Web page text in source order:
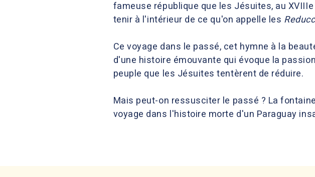
fameuse république que les Jésuites, au
tenir à l'intérieur de ce qu'on appelle les
Ce voyage dans le passé, cet hymne à la
d'une histoire émouvante qui évoque la
peuple que les Jésuites tentèrent de réduire.
Mais peut-on ressusciter le passé ? La
voyage dans l'histoire morte d'un Paraguay